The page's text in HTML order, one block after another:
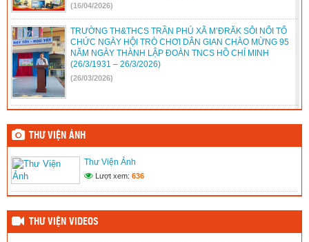
Mua máy tính bàn Đà Nẵng chính hãng, giá cực tốt tại Sky
Computer
Đăng ngày: 02/03/2020
Nghề điện lạnh có tương lai không? Ra trường làm gì
Đăng ngày: 20/05/2018
Cách giặt thú nhồi bông bằng máy giặt tại nhà
Đăng ngày: 27/07/2017
Đăng ngày: 21/05/2017
(16/04/2026)
TRƯỜNG TH&THCS TRẦN PHÚ XÃ M’ĐRĂK SÔI NỔI TỔ
CHỨC NGÀY HỘI TRÒ CHƠI DÂN GIAN CHÀO MỪNG 95
NĂM NGÀY THÀNH LẬP ĐOÀN TNCS HỒ CHÍ MINH
(26/3/1931 – 26/3/2026)
(26/03/2026)
tham gia Kỳ thi chọn học sinh giỏi cấp tỉnh năm học 2025–
2026
CHI BỘ TRƯỜNG TH&THCS TRẦN PHÚ XÃ M’ĐRĂK TỔ
ĐẠI HỘI LẦN THỨ XIV CỦA ĐẢNG
THƯ VIỆN ẢNH
Thư Viện Ảnh
Lượt xem: 636
THƯ VIỆN VIDEOS